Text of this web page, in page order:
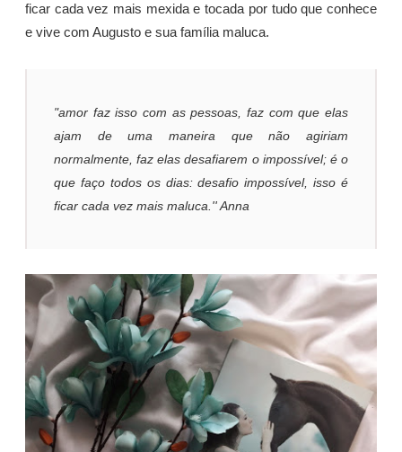
ficar cada vez mais mexida e tocada por tudo que conhece
e vive com Augusto e sua família maluca.
"amor faz isso com as pessoas, faz com que elas
ajam de uma maneira que não agiriam
normalmente, faz elas desafiarem o impossível; é o
que faço todos os dias: desafio impossível, isso é
ficar cada vez mais maluca.'' Anna